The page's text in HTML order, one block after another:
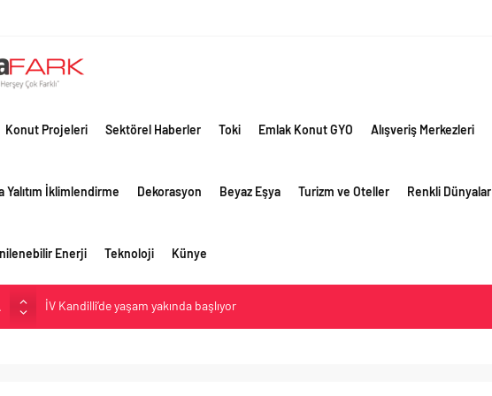
Konut Projeleri Sektörel Haberler Toki Emlak Konut GYO Alışveriş Merkezleri
Yalıtım İklimlendirme Dekorasyon Beyaz Eşya Turizm ve Oteller Renkli Dünyalar
Enerji Teknoloji Künye
İV Kandilli’de yaşam yakında başlıyor
OYAK Çimento, jeopolitik risklere ve maliyet baskısına rağmen 2026’nın ikinci
çeyreğinde olumlu performansını sürdürdü